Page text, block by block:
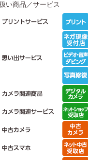
い商品／サービス